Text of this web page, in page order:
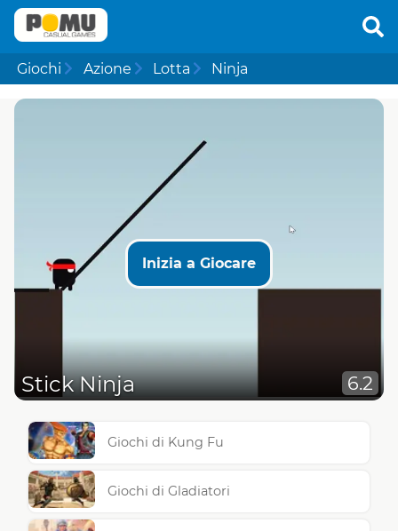
Giochi Azione Lotta Ninja
Inizia a Giocare
Stick Ninja 6.2
Giochi di Kung Fu
Giochi di Gladiatori